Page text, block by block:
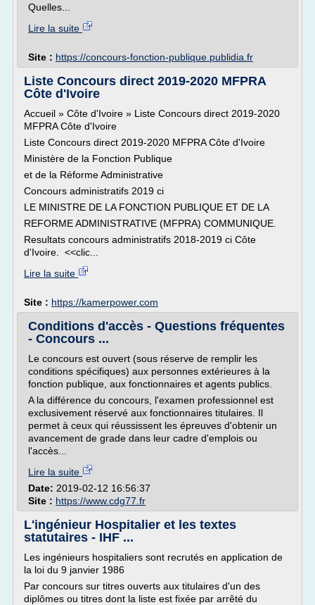
Quelles...
Lire la suite
Site : https://concours-fonction-publique.publidia.fr
Liste Concours direct 2019-2020 MFPRA
Côte d'Ivoire
Accueil » Côte d'Ivoire » Liste Concours direct 2019-2020
MFPRA Côte d'Ivoire
Liste Concours direct 2019-2020 MFPRA Côte d'Ivoire
Ministère de la Fonction Publique
et de la Réforme Administrative
Concours administratifs 2019 ci
LE MINISTRE DE LA FONCTION PUBLIQUE ET DE LA
REFORME ADMINISTRATIVE (MFPRA) COMMUNIQUE.
Resultats concours administratifs 2018-2019 ci Côte
d'Ivoire. <<clic...
Lire la suite
Site : https://kamerpower.com
Conditions d'accès - Questions fréquentes
- Concours ...
Le concours est ouvert (sous réserve de remplir les
conditions spécifiques) aux personnes extérieures à la
fonction publique, aux fonctionnaires et agents publics.
A la différence du concours, l'examen professionnel est
exclusivement réservé aux fonctionnaires titulaires. Il
permet à ceux qui réussissent les épreuves d'obtenir un
avancement de grade dans leur cadre d'emplois ou
l'accès...
Lire la suite
Date: 2019-02-12 16:56:37
Site : https://www.cdg77.fr
L'ingénieur Hospitalier et les textes
statutaires - IHF ...
Les ingénieurs hospitaliers sont recrutés en application de
la loi du 9 janvier 1986
Par concours sur titres ouverts aux titulaires d'un des
diplômes ou titres dont la liste est fixée par arrêté du